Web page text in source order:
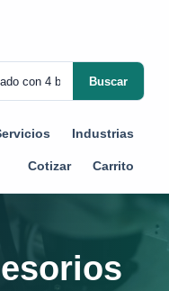
Buscar
Industrias
Cotizar Carrito